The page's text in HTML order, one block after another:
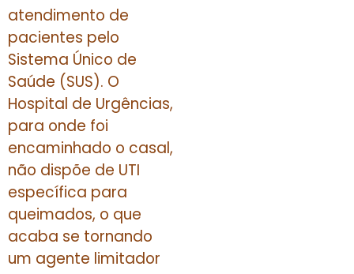
atendimento de
pacientes pelo
Sistema Único de
Saúde (SUS). O
Hospital de Urgências,
para onde foi
encaminhado o casal,
não dispõe de UTI
específica para
queimados, o que
acaba se tornando
um agente limitador